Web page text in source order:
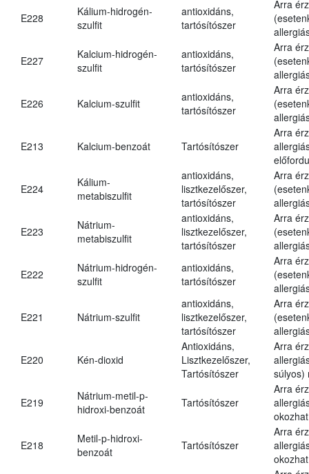
E228
Kálium-hidrogén-
szulfit
antioxidáns,
tartósítószer
Arra
E227
Kalcium-hidrogén-
szulfit
antioxidáns,
tartósítószer
Arra
E226 Kalcium-szulfit
antioxidáns,
tartósítószer
Arra
E213 Kalcium-benzoát Tartósítószer
Arra
E224
Kálium-
metabiszulfit
antioxidáns,
lisztkezelőszer,
tartósítószer
Arra
E223
Nátrium-
metabiszulfit
antioxidáns,
lisztkezelőszer,
tartósítószer
Arra
E222
Nátrium-hidrogén-
szulfit
antioxidáns,
tartósítószer
Arra
E221 Nátrium-szulfit
antioxidáns,
lisztkezelőszer,
tartósítószer
Arra
E220 Kén-dioxid
Antioxidáns,
Lisztkezelőszer,
Tartósítószer
Arra
súlyos)
E219
Nátrium-metil-p-
hidroxi-benzoát
Tartósítószer
Arra
E218
Metil-p-hidroxi-
benzoát
Tartósítószer
Arra